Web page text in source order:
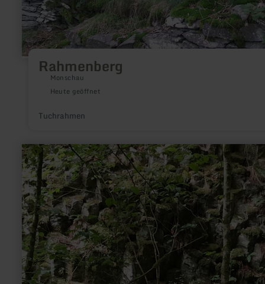
Rahmenberg
Monschau
Heute geöffnet
Tuchrahmen
mehr
erfahren
zu:
Wolfsschlucht
Horngraben